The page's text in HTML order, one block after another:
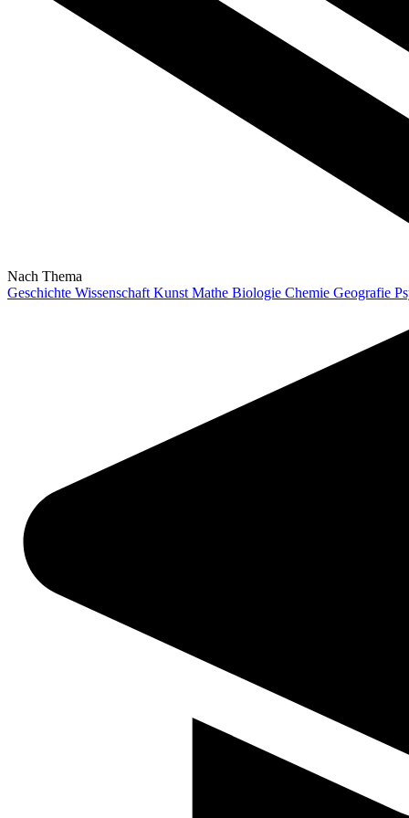
Nach Thema
Geschichte Wissenschaft Kunst Mathe Biologie Chemie Geografie